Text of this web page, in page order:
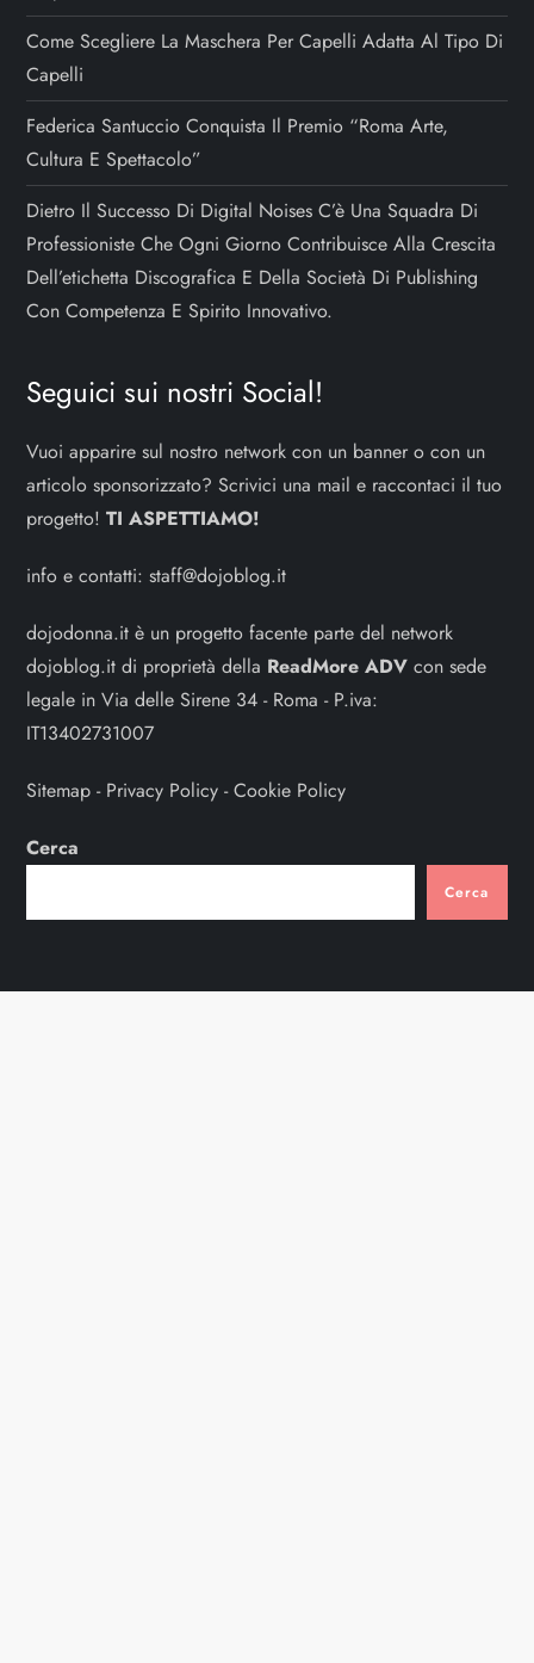
Come Scegliere La Maschera Per Capelli Adatta Al Tipo Di
Capelli
Federica Santuccio Conquista Il Premio “Roma Arte,
Cultura E Spettacolo”
Dietro Il Successo Di Digital Noises C’è Una Squadra Di
Professioniste Che Ogni Giorno Contribuisce Alla Crescita
Dell’etichetta Discografica E Della Società Di Publishing
Con Competenza E Spirito Innovativo.
Seguici sui nostri Social!
Vuoi apparire sul nostro network con un banner o con un
articolo sponsorizzato? Scrivici una mail e raccontaci il tuo
progetto!TI ASPETTIAMO!
info e contatti:staff@dojoblog.it
dojodonna.it è un progetto facente parte del network
dojoblog.it di proprietà della ReadMore ADV con sede
legale in Via delle Sirene 34 - Roma - P.iva:
IT13402731007
Sitemap - Privacy Policy -Cookie Policy
Cerca
Cerca